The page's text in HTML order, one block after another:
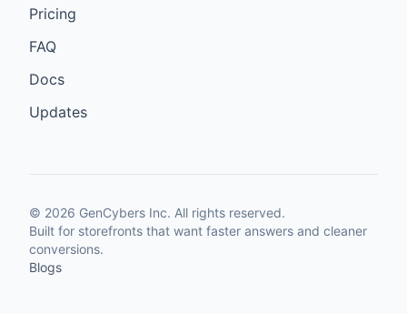
Pricing
FAQ
Docs
Updates
© 2026 GenCybers Inc. All rights reserved.
Built for storefronts that want faster answers and cleaner
conversions.
Blogs